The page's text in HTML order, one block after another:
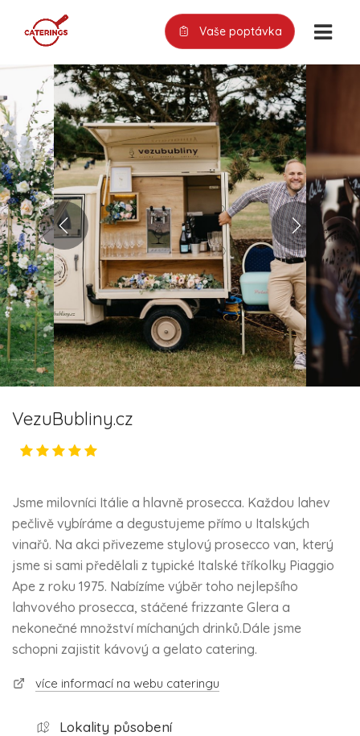
Vaše poptávka
VezuBubliny.cz
Jsme milovníci Itálie a hlavně prosecca. Každou lahev
pečlivě vybíráme a degustujeme přímo u Italských
vinařů. Na akci přivezeme stylový prosecco van, který
jsme si sami předělali z typické Italské tříkolky Piaggio
Ape z roku 1975. Nabízíme výběr toho nejlepšího
lahvového prosecca, stáčené frizzante Glera a
nekonečné množství míchaných drinků.Dále jsme
schopni zajistit kávový a gelato catering.
více informací na webu cateringu
Lokality působení